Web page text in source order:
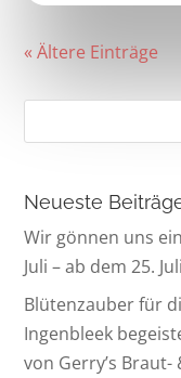
« Ältere Einträge
Neueste
Wir gönnen uns
Juli – ab dem 25.
Blütenzauber für
Ingenbleek
von Gerry’s Braut-